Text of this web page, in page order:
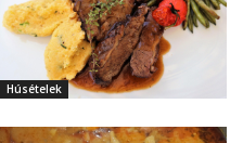
Húsételek